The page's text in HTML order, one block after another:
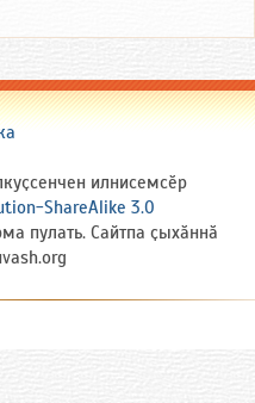
илнисемсӗр
ShareAlike 3.0
пулать. Сайтпа ҫыхӑннӑ